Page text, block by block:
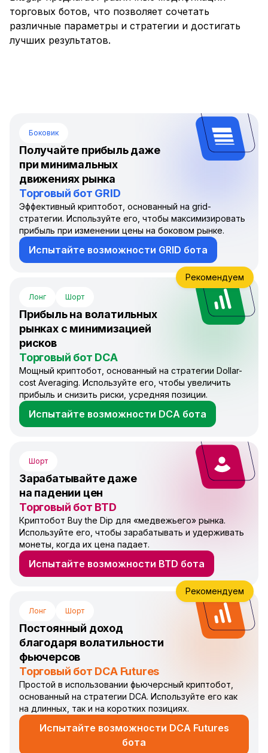
торговых ботов, что позволяет сочетать
различные параметры и стратегии и достигать
лучших результатов.
Боковик
Получайте прибыль даже
при минимальных
движениях рынка
Торговый бот GRID
Эффективный криптобот, основанный на grid-
стратегии. Используйте его, чтобы максимизировать
прибыль при изменении цены на боковом рынке.
Испытайте возможности GRID бота
Лонг Шорт
Прибыль на волатильных
рынках с минимизацией
рисков
Торговый бот DCA
Мощный криптобот, основанный на стратегии Dollar-
cost Averaging. Используйте его, чтобы увеличить
прибыль и снизить риски, усредняя позиции.
Испытайте возможности DCA бота
Рекомендуем
Шорт
Зарабатывайте даже
на падении цен
Торговый бот BTD
Криптобот Buy the Dip для «медвежьего» рынка.
Используйте его, чтобы зарабатывать и удерживать
монеты, когда их цена падает.
Испытайте возможности BTD бота
Лонг Шорт
Постоянный доход
благодаря волатильности
фьючерсов
Торговый бот DCA Futures
Простой в использовании фьючерсный криптобот,
основанный на стратегии DCA. Используйте его как
на длинных, так и на коротких позициях.
Испытайте возможности DCA Futures
бота
Рекомендуем